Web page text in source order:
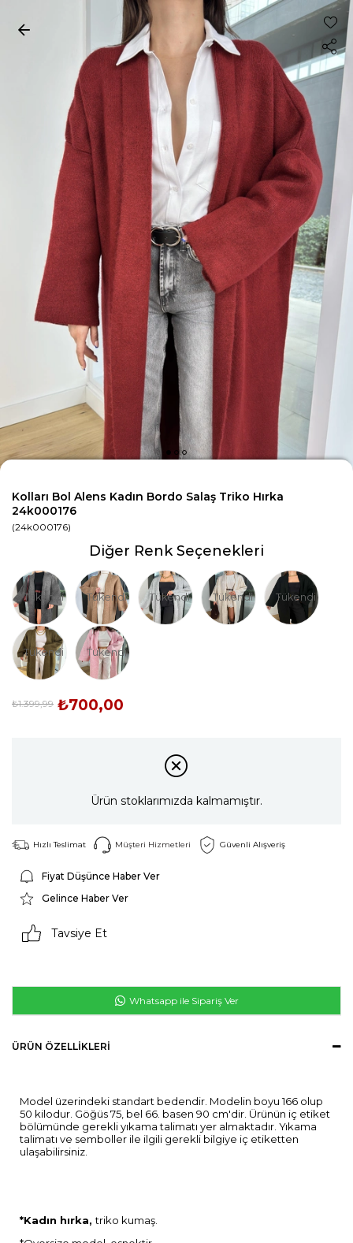
Kolları Bol Alens Kadın Bordo Salaş Triko Hırka
24k000176
(24k000176)
Diğer Renk Seçenekleri
Tükendi Tükendi Tükendi Tükendi Tükendi
Tükendi Tükendi
₺1.399,99 ₺700,00
Ürün stoklarımızda kalmamıştır.
Hızlı Teslimat Müşteri Hizmetleri Güvenli Alışveriş
Fiyat Düşünce Haber Ver
Gelince Haber Ver
Tavsiye Et
Whatsapp ile Sipariş Ver
ÜRÜN ÖZELLIKLERI
Model üzerindeki standart bedendir. Modelin boyu 166 olup
50 kilodur. Göğüs 75, bel 66. basen 90 cm'dir. Ürünün iç etiket
bölümünde gerekli yıkama talimatı yer almaktadır. Yıkama
talimatı ve semboller ile ilgili gerekli bilgiye iç etiketten
ulaşabilirsiniz.
*Kadın hırka,triko kumaş.